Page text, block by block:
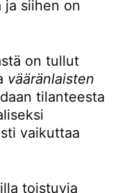
ja siihen on
on tullut
vääränlaisten
tilanteesta
vaikuttaa
toistuvia